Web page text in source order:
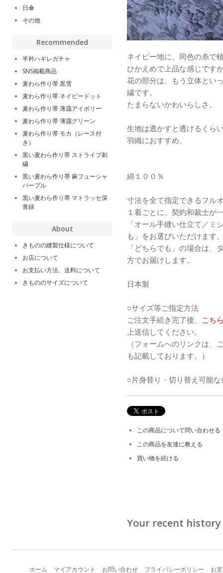
ネイビー地に、同色の糸で
ひかえめで上品な感じです
花の部分は、もう立体とい
繍です。
たまらないかわいらしさ。
生地は透かすと透けるくら
羽織におすすめ。
綿１００％
寸法を全て指定できるフル
１着ごとに、契約和裁士が
「オール手縫い仕立て／ミ
も」をお選びいただけます
「どちらでも」の場合は、
方でお届けします。
日本製
○サイズ等ご指定方法
ご注文手続き完了後、 こち
上送信してください。
（フォームへのリンクは、
も記載しております。）
○片身替り・切り替え可能
この商品について問い合わせる
この商品を友達に教える
買い物を続ける
Your recent history
日傘
その他
Recommended
半衿ハギレガチャ
SNS掲載商品
麦わら作り帯 黒雪
麦わら作り帯 ネイビードット
麦わら作り帯 薄靄アイボリー
麦わら作り帯 薄靄グリーン
麦わら作り帯 モカ（レース付
き）
黒い麦わら作り帯 ストライプ刺
繍
黒い麦わら作り帯 麻フューシャ
パープル
黒い麦わら作り帯 マトラッセ深
青緑
About
きものの縫製仕様について
お店について
お支払い方法、送料について
きもののサイズについて
ホーム マイアカウント お問い合わせ プライバシーポリシー お